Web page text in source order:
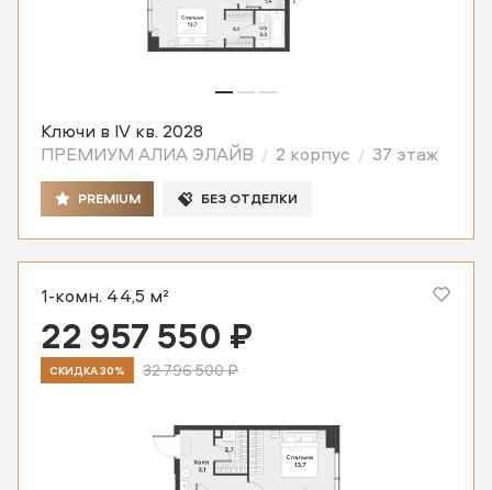
Ключи в IV кв. 2028
ПРЕМИУМ АЛИА ЭЛАЙВ
2 корпус 37 этаж
PREMIUM БЕЗ ОТДЕЛКИ
1-комн. 44,5 м²
22 957 550 ₽
СКИДКА 30% 32 796 500 ₽